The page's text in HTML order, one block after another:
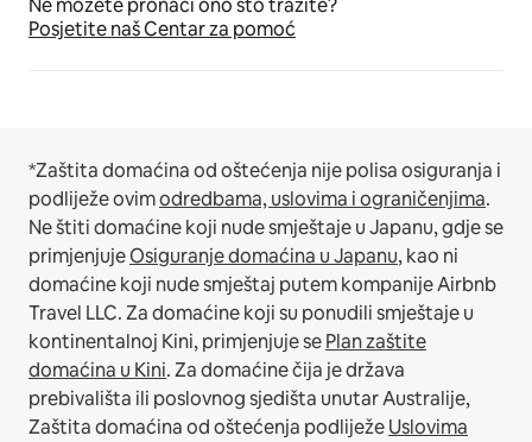
Ne možete pronaći ono što tražite?
Posjetite naš Centar za pomoć
*Zaštita domaćina od oštećenja nije polisa osiguranja i
podliježe ovimodredbama, uslovima i ograničenjima.
Ne štiti domaćine koji nude smještaje u Japanu, gdje se
primjenjujeOsiguranje domaćina u Japanu, kao ni
domaćine koji nude smještaj putem kompanije Airbnb
Travel LLC.Za domaćine koji su ponudili smještaje u
kontinentalnoj Kini, primjenjuje sePlan zaštite
domaćina u Kini.Za domaćine čija je država
prebivališta ili poslovnog sjedišta unutar Australije,
Zaštita domaćina od oštećenja podliježeUslovima